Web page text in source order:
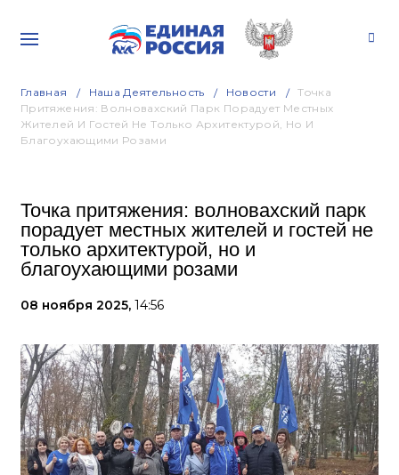
Главная Наша Деятельность Новости
Точка
Притяжения: Волновахский Парк Порадует Местных
Жителей И Гостей Не Только Архитектурой, Но И
Благоухающими Розами
Точка притяжения: волновахский парк
порадует местных жителей и гостей не
только архитектурой, но и
благоухающими розами
08 ноября 2025, 14:56